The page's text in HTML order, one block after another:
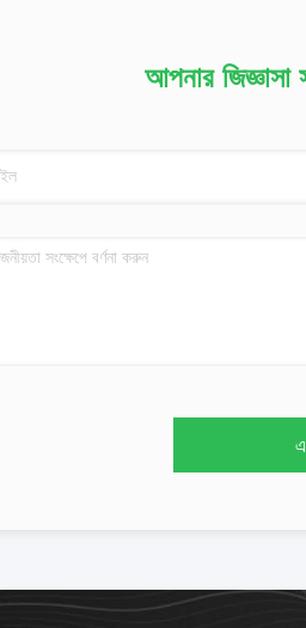
আপনার জিজ্ঞাসা